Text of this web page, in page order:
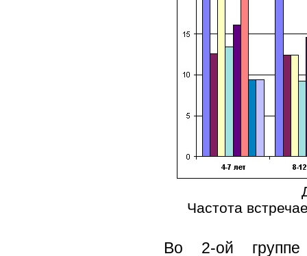
Частота
Во 2-ой